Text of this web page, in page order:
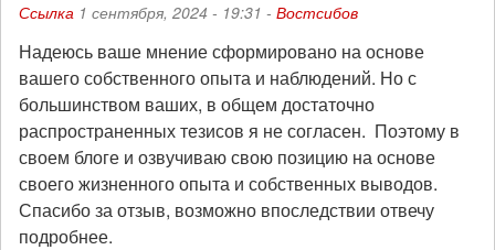
Ссылка 1 сентября, 2024 - 19:31 - Востсибов
Надеюсь ваше мнение сформировано на основе
вашего собственного опыта и наблюдений. Но с
большинством ваших, в общем достаточно
распространенных тезисов я не согласен. Поэтому в
своем блоге и озвучиваю свою позицию на основе
своего жизненного опыта и собственных выводов.
Спасибо за отзыв, возможно впоследствии отвечу
подробнее.